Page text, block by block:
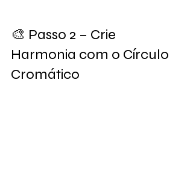
🎨 Passo 2 – Crie
Harmonia com o Círculo
Cromático